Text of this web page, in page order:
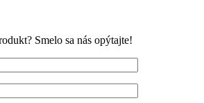
Smelo sa nás opýtajte!